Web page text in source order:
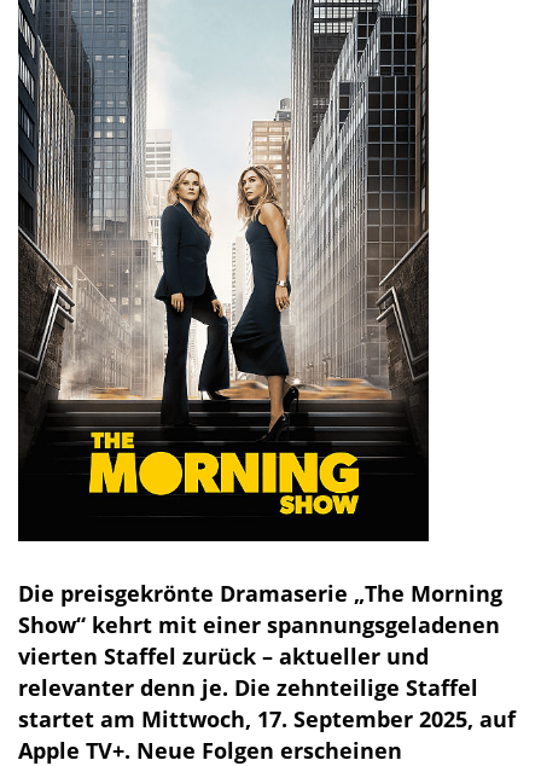
Die preisgekrönte Dramaserie „The Morning
Show“ kehrt mit einer spannungsgeladenen
vierten Staffel zurück – aktueller und
relevanter denn je. Die zehnteilige Staffel
startet am Mittwoch, 17. September 2025, auf
Apple TV+. Neue Folgen erscheinen